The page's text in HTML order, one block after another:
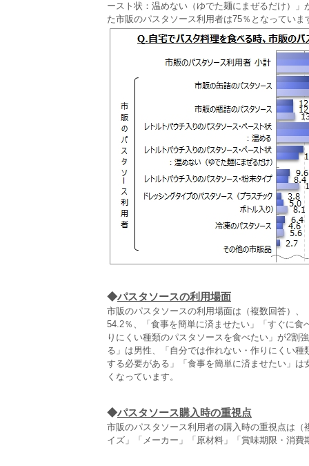
ースト状：温めない（ゆでた麺にまぜるだけ）
た市販のパスタソース利用者は75％となってい
◆パスタソースの利用場面
市販のパスタソースの利用場面は（複数回答）
54.2％、「食事を簡単に済ませたい」「すぐに
りにくい種類のパスタソースを食べたい」が2割
る」は男性、「自分では作れない・作りにくい
する必要がある」「食事を簡単に済ませたい」
くなっています。
◆パスタソース購入時の重視点
市販のパスタソース利用者の購入時の重視点は
イズ」「メーカー」「原材料」「賞味期限・消